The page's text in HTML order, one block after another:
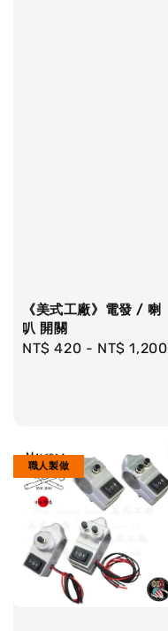
《美式工廠》電發 / 喇
叭 開關
Regular
NT$ 420 - NT$ 1,200
職人製做